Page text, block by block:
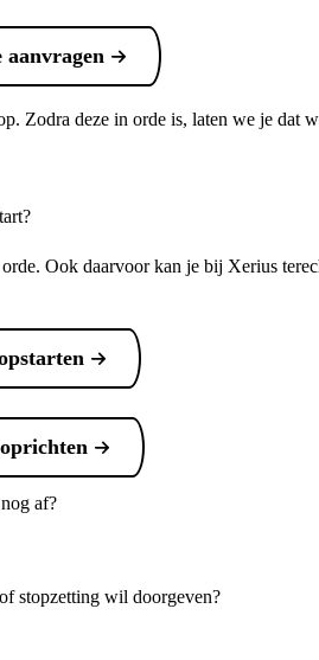
aanvragen
Zodra deze in orde is, laten we je dat
Ook daarvoor kan je bij Xerius
af?
stopzetting wil doorgeven?